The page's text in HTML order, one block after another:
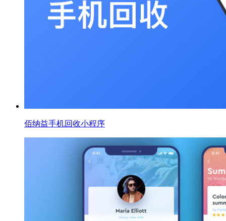
佰纳益手机回收小程序